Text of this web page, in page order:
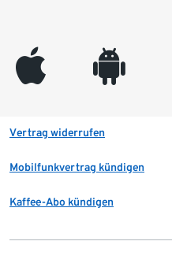
appleinc android
Vertrag widerrufen
Mobilfunkvertrag kündigen
Kaffee-Abo kündigen